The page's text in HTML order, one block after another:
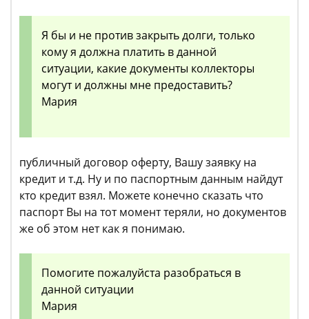
Я бы и не против закрыть долги, только
кому я должна платить в данной
ситуации, какие документы коллекторы
могут и должны мне предоставить?
Мария
публичный договор оферту, Вашу заявку на
кредит и т.д. Ну и по паспортным данным найдут
кто кредит взял. Можете конечно сказать что
паспорт Вы на тот момент теряли, но документов
же об этом нет как я понимаю.
Помогите пожалуйста разобраться в
данной ситуации
Мария